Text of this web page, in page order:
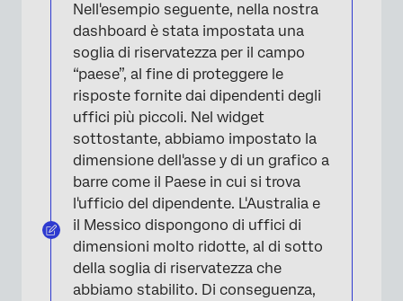
Nell'esempio seguente, nella nostra
dashboard è stata impostata una
soglia di riservatezza per il campo
“paese”, al fine di proteggere le
risposte fornite dai dipendenti degli
uffici più piccoli. Nel widget
sottostante, abbiamo impostato la
dimensione dell'asse y di un grafico a
barre come il Paese in cui si trova
l'ufficio del dipendente. L'Australia e
il Messico dispongono di uffici di
dimensioni molto ridotte, al di sotto
della soglia di riservatezza che
abbiamo stabilito. Di conseguenza,